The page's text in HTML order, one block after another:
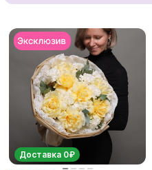
Доставка 0₽